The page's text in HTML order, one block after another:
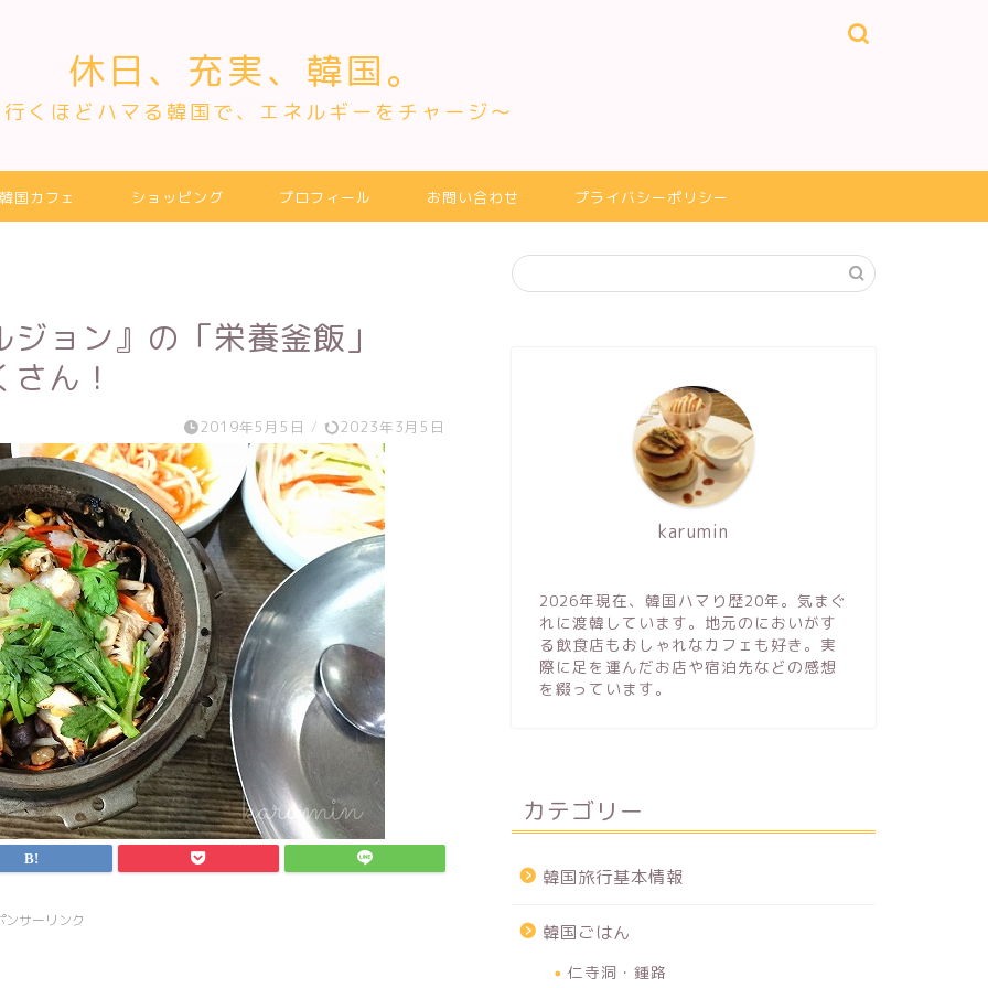
休日、充実、韓国。
くほどハマる韓国で、エネルギーをチャージ～
韓国カフェ ショッピング プロフィール お問い合わせ プライバシーポリシー
ョン』の「栄養釜飯」
ん！
2019年5月5日 / 2023年3月5日
ンサーリンク
karumin
2026年現在、韓国ハマり歴20年。気まぐ
れに渡韓しています。地元のにおいがす
る飲食店もおしゃれなカフェも好き。実
際に足を運んだお店や宿泊先などの感想
を綴っています。
カテゴリー
韓国旅行基本情報
韓国ごはん
仁寺洞・鍾路